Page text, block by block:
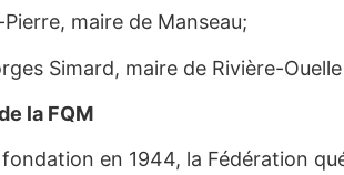
maire de Manseau;
Simard, maire de Rivière-
la FQM
fondation en 1944, la Fédération